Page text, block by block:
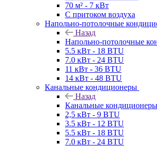
70 м² - 7 кВт
С притоком воздуха
Напольно-потолочные
Назад
Напольно-потолочные
5.5 кВт - 18 BTU
7.0 кВт - 24 BTU
11 кВт - 36 BTU
14 кВт - 48 BTU
Канальные кондиционеры
Назад
Канальные кондиционеры
2,5 кВт - 9 BTU
3.5 кВт - 12 BTU
5.5 кВт - 18 BTU
7.0 кВт - 24 BTU